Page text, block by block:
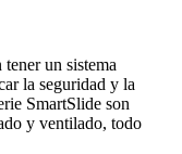
tener un sistema
la seguridad y la
SmartSlide son
y ventilado, todo